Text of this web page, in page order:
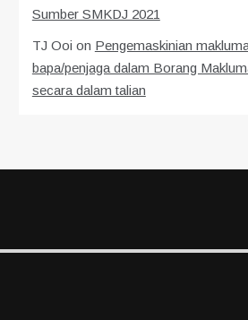
Sumber SMKDJ 2021
TJ Ooi on Pengemaskinian
bapa/penjaga dalam Borang
secara dalam talian